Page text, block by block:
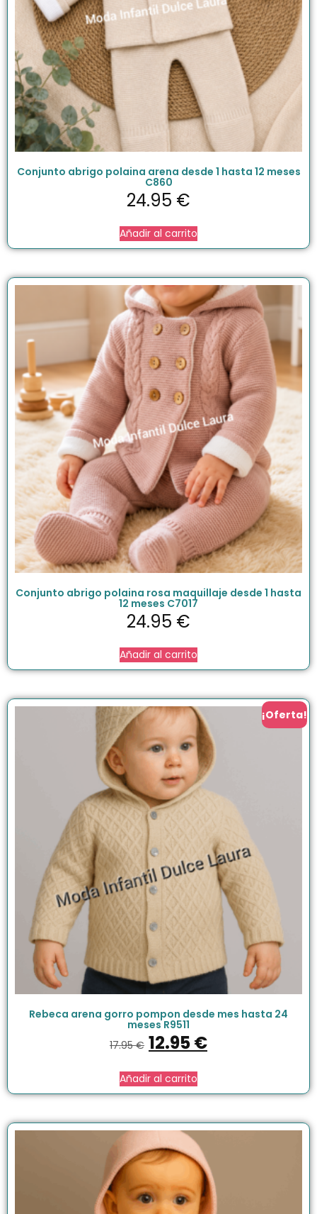
Conjunto abrigo polaina arena desde 1 hasta 12 meses
C860
24.95 €
Añadir al carrito
Conjunto abrigo polaina rosa maquillaje desde 1 hasta
12 meses C7017
24.95 €
Añadir al carrito
¡Oferta!
Rebeca arena gorro pompon desde mes hasta 24
meses R9511
17.95€ 12.95€
Añadir al carrito